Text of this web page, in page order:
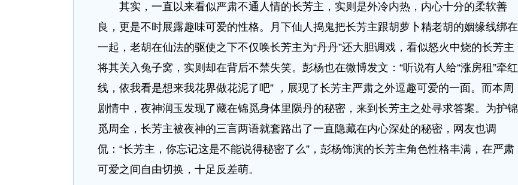
其实，一直以来看似严肃不通人情的长芳主，实则是外冷内热，内心十分的柔软善
良，更是不时展露趣味可爱的性格。月下仙人捣鬼把长芳主跟胡萝卜精老胡的姻缘线绑在
一起，老胡在仙法的驱使之下不仅唤长芳主为“丹丹”还大胆调戏，看似怒火中烧的长芳主
将其关入兔子窝，实则却在背后不禁失笑。彭杨也在微博发文：“听说有人给“涨房租”牵红
线，依我看是想来我花界做花泥了吧” ，展现了长芳主严肃之外逗趣可爱的一面。而本周
剧情中，夜神润玉发现了藏在锦觅身体里陨丹的秘密，来到长芳主之处寻求答案。为护锦
觅周全，长芳主被夜神的三言两语就套路出了一直隐藏在内心深处的秘密，网友也调
侃：“长芳主，你忘记这是不能说得秘密了么”，彭杨饰演的长芳主角色性格丰满，在严肃
可爱之间自由切换，十足反差萌。